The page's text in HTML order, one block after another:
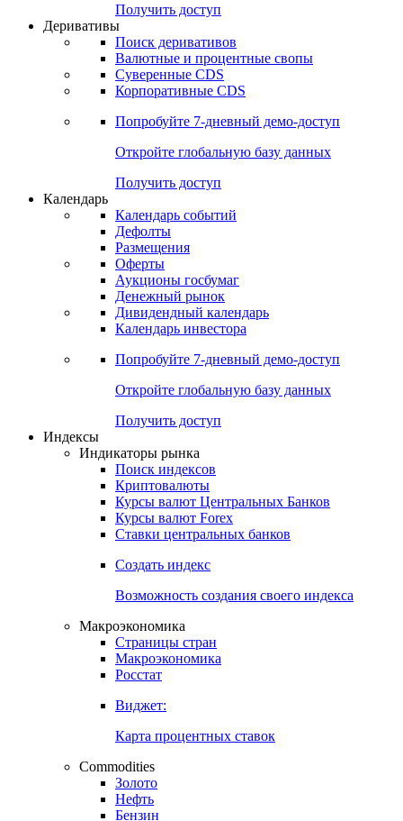
Попробуйте7-дневный
Откройте глобальную базу данных
Получить доступ
Деривативы
Валютные и процентные свопы
Корпоративные CDS
Попробуйте7-дневный
Откройте глобальную базу данных
Получить доступ
Календарь
Календарь событий
Дефолты
Размещения
Оферты
Денежный рынок
Календарь инвестора
Попробуйте7-дневный
Откройте глобальную базу данных
Получить доступ
Индикаторы рынка
Поиск индексов
Курсы валют Центральных Банков
Ставки центральных банков
Создать индекс
Возможность создания своего индекса
Страницы стран
Росстат
Виджет:
Карта процентных ставок